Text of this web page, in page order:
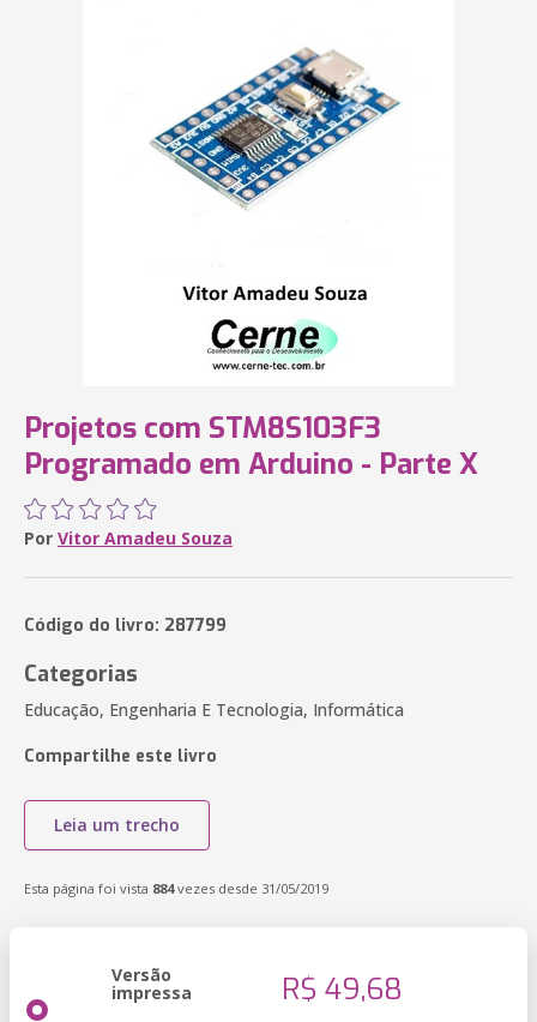
Projetos com STM8S103F3
Programado em Arduino - Parte X
Por Vitor Amadeu Souza
Código do livro: 287799
Categorias
Educação, Engenharia E Tecnologia, Informática
Compartilhe este livro
Leia um trecho
Esta página foi vista 884vezes desde 31/05/2019
Versão
impressa R$ 49,68